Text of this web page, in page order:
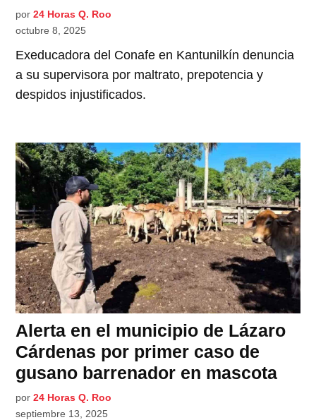
por 24 Horas Q. Roo
octubre 8, 2025
Exeducadora del Conafe en Kantunilkín denuncia
a su supervisora por maltrato, prepotencia y
despidos injustificados.
Alerta en el municipio de Lázaro
Cárdenas por primer caso de
gusano barrenador en mascota
por 24 Horas Q. Roo
septiembre 13, 2025